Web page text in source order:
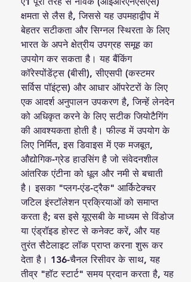
क्षमता से लैस है, जिससे यह उपमहाद्वीप में
बेहतर सटीकता और सिग्नल स्थिरता के लिए
भारत के अपने क्षेत्रीय उपग्रह समूह का
उपयोग कर सकता है। यह बैंकिंग
कॉरेस्पोंडेंट्स (बीसी), सीएसपी (कस्टमर
सर्विस पॉइंट्स) और आधार ऑपरेटरों के लिए
एक आदर्श अनुपालन उपकरण है, जिन्हें लेनदेन
को अधिकृत करने के लिए सटीक जियोटैगिंग
की आवश्यकता होती है। फील्ड में उपयोग के
लिए निर्मित, इस डिवाइस में एक मजबूत,
औद्योगिक-ग्रेड हाउसिंग है जो संवेदनशील
आंतरिक एंटीना को धूल और नमी से बचाती
है। इसका "प्लग-एंड-ट्रैक" आर्किटेक्चर
जटिल इंस्टॉलेशन प्रक्रियाओं को समाप्त
करता है; बस इसे यूएसबी के माध्यम से विंडोज
या एंड्रॉइड होस्ट से कनेक्ट करें, और यह
तुरंत सैटेलाइट लॉक प्राप्त करना शुरू कर
देता है। 136-चैनल रिसीवर के साथ, यह
तीव्र "हॉट स्टार्ट" समय प्रदान करता है, यह